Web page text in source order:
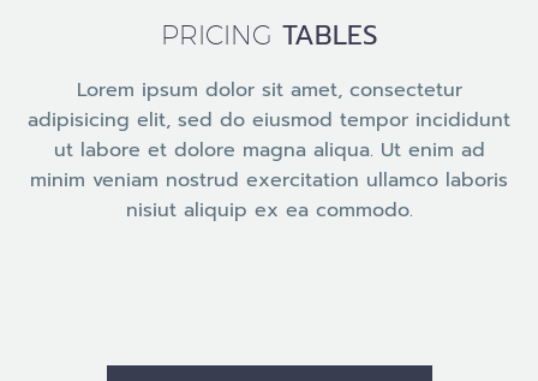
PRICING TABLES
Lorem ipsum dolor sit amet, consectetur
adipisicing elit, sed do eiusmod tempor incididunt
ut labore et dolore magna aliqua. Ut enim ad
minim veniam nostrud exercitation ullamco laboris
nisiut aliquip ex ea commodo.